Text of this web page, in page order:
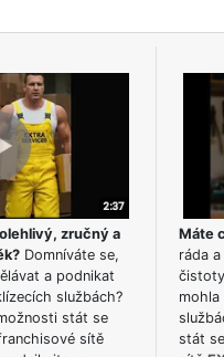
zručný a
Domníváte se,
a podnikat
službách?
stát se
sítě
Máte
ráda
stát